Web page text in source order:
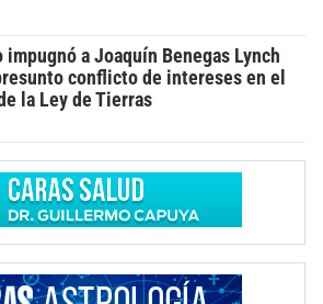
impugnó a Joaquín Benegas Lynch
conflicto de intereses en el
la Ley de Tierras